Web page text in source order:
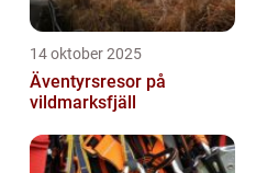
14 oktober 2025
Äventyrsresor på
vildmarksfjäll